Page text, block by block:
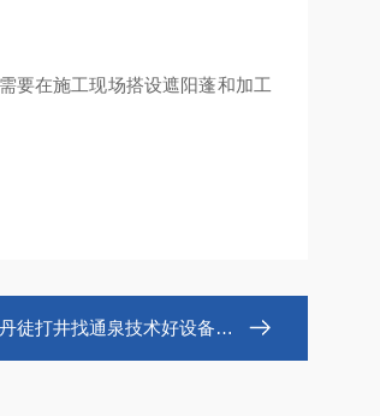
要在施工现场搭设遮阳蓬和加工
徒打井找通泉技术好设备先进